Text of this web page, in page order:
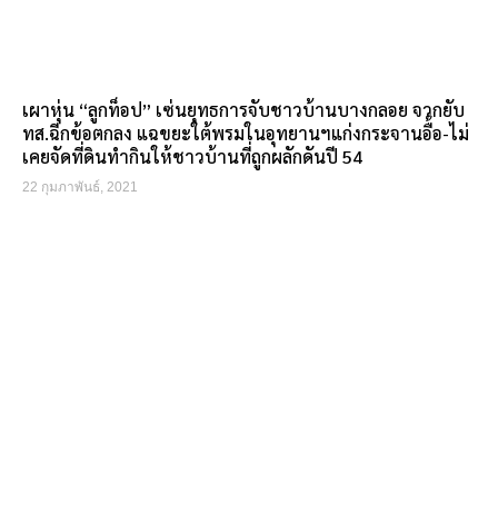
เผาหุ่น “ลูกท็อป” เซ่นยุทธการจับชาวบ้านบางกลอย จวกยับ
ทส.ฉีกข้อตกลง แฉขยะใต้พรมในอุทยานฯแก่งกระจานอื้อ-ไม่
เคยจัดที่ดินทำกินให้ชาวบ้านที่ถูกผลักดันปี 54
22 กุมภาพันธ์, 2021